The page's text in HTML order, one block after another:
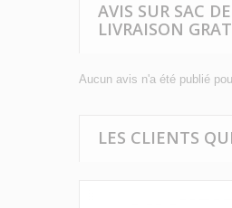
AVIS SUR SAC
LIVRAISON
Aucun avis n'a été publié
LES CLIENTS